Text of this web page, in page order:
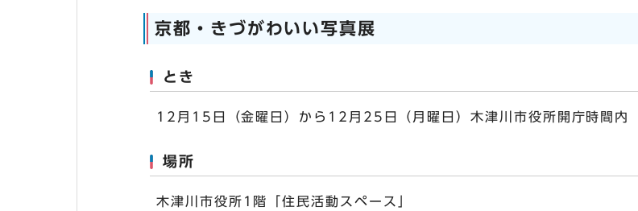
京都・きづがわいい写真展
とき
12月15日（金曜日）から12月25日（月曜日）木津川市役所開庁時間内
場所
木津川市役所1階「住民活動スペース」